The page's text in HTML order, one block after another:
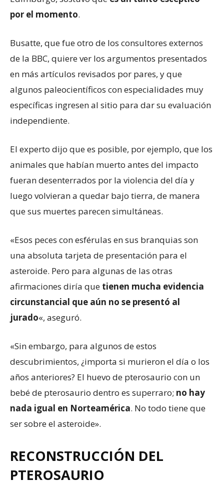
por el momento.
Busatte, que fue otro de los consultores externos
de la BBC, quiere ver los argumentos presentados
en más artículos revisados ​​por pares, y que
algunos paleocientíficos con especialidades muy
específicas ingresen al sitio para dar su evaluación
independiente.
El experto dijo que es posible, por ejemplo, que los
animales que habían muerto antes del impacto
fueran desenterrados por la violencia del día y
luego volvieran a quedar bajo tierra, de manera
que sus muertes parecen simultáneas.
«Esos peces con esférulas en sus branquias son
una absoluta tarjeta de presentación para el
asteroide. Pero para algunas de las otras
afirmaciones diría que tienen mucha evidencia
circunstancial que aún no se presentó al
jurado«, aseguró.
«Sin embargo, para algunos de estos
descubrimientos, ¿importa si murieron el día o los
años anteriores? El huevo de pterosaurio con un
bebé de pterosaurio dentro es superraro; no hay
nada igual en Norteamérica. No todo tiene que
ser sobre el asteroide».
RECONSTRUCCIÓN DEL
PTEROSAURIO